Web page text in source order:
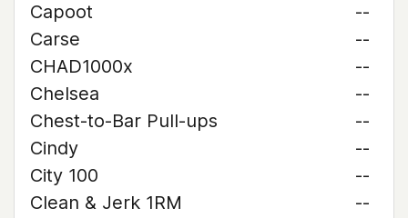
Capoot
--
Carse
--
CHAD1000x
--
Chelsea
--
Chest-to-Bar Pull-ups
--
Cindy
--
City 100
--
Clean & Jerk 1RM
--